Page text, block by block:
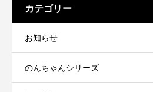
カテゴリー
お知らせ
のんちゃんシリーズ